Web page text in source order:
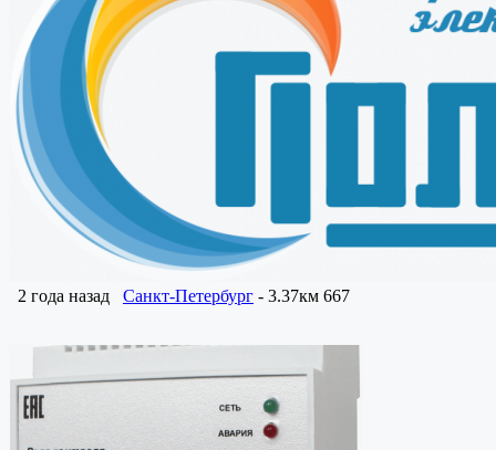
2 года назад Санкт-Петербург - 3.37км 667